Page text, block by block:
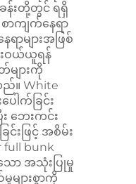
န်းတို့တွင် ရရှိ
ာကျက်နေရာ
ာများအဖြစ်
ဝယ်ယူရန်
ျားကို
ည်။ White
ါက်ခြင်း
ဘေးကင်း
းဖြင့် အစိမ်း
bunk
ာ အသုံးပြုမှု
ျားစွာကို